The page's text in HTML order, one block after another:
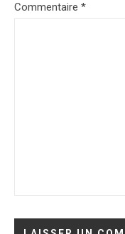
Commentaire *